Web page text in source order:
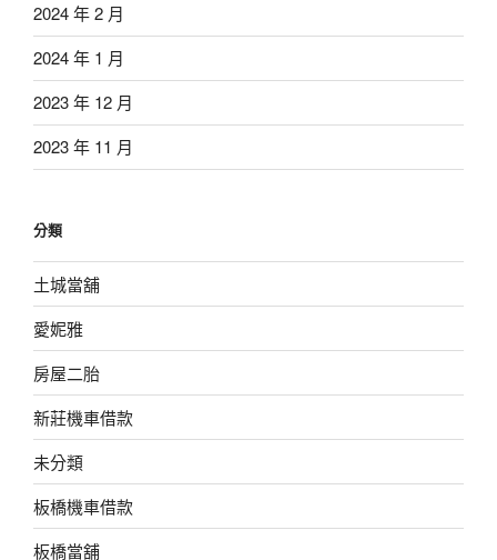
2024 年 2 月
2024 年 1 月
2023 年 12 月
2023 年 11 月
分類
土城當舖
愛妮雅
房屋二胎
新莊機車借款
未分類
板橋機車借款
板橋當舖